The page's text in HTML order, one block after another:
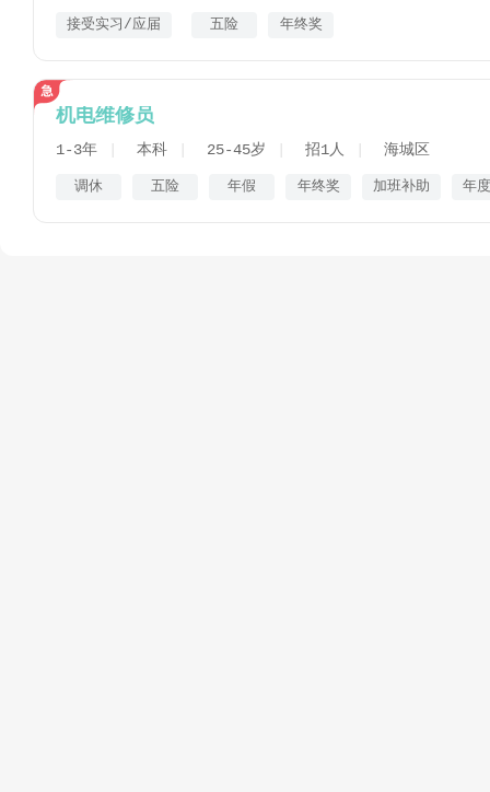
接受实习/应届 五险 年终奖
机电维修员
1-3年 本科 25-45岁 招1人 海城区
调休 五险 年假 年终奖 加班补助 年